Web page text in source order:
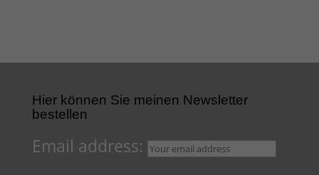
Hier können Sie meinen Newsletter
bestellen
Email address: